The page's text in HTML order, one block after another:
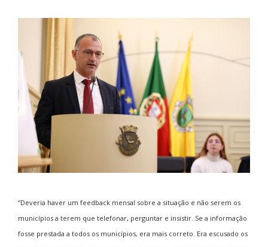
“Deveria haver um feedback mensal sobre a situação e não serem os
municípios a terem que telefonar, perguntar e insistir. Se a informação
fosse prestada a todos os municípios, era mais correto. Era escusado os